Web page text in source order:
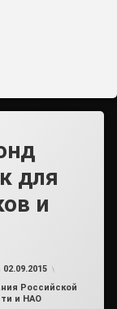
для
и
02.09.2015
Российской
и НАО